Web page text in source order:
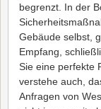
begrenzt. In der
Gebäude selbst,
Empfang,
Sie eine perfekte
verstehe auch,
Anfragen von